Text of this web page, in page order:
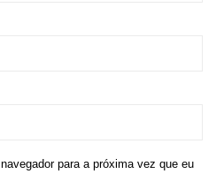
para a próxima vez que eu